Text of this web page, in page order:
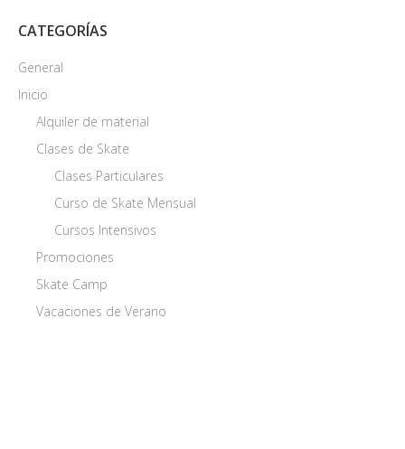
CATEGORÍAS
General
Inicio
Alquiler de material
Clases de Skate
Clases Particulares
Curso de Skate Mensual
Cursos Intensivos
Promociones
Skate Camp
Vacaciones de Verano